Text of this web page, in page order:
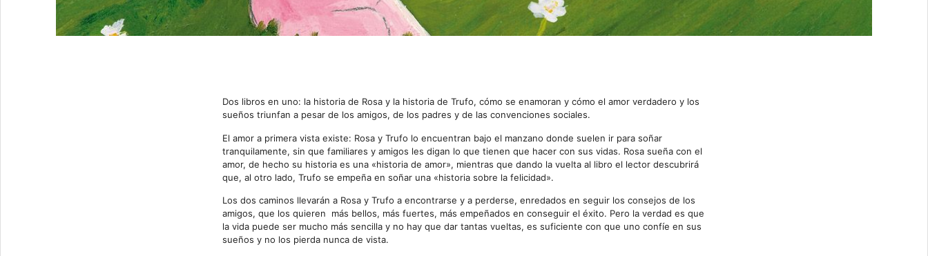
Dos libros en uno: la historia de Rosa y la historia de Trufo, cómo se enamoran y cómo el amor verdadero y los
sueños triunfan a pesar de los amigos, de los padres y de las convenciones sociales.
El amor a primera vista existe: Rosa y Trufo lo encuentran bajo el manzano donde suelen ir para soñar
tranquilamente, sin que familiares y amigos les digan lo que tienen que hacer con sus vidas. Rosa sueña con el
amor, de hecho su historia es una «historia de amor», mientras que dando la vuelta al libro el lector descubrirá
que, al otro lado, Trufo se empeña en soñar una «historia sobre la felicidad».
Los dos caminos llevarán a Rosa y Trufo a encontrarse y a perderse, enredados en seguir los consejos de los
amigos, que los quieren más bellos, más fuertes, más empeñados en conseguir el éxito. Pero la verdad es que
la vida puede ser mucho más sencilla y no hay que dar tantas vueltas, es suficiente con que uno confíe en sus
sueños y no los pierda nunca de vista.